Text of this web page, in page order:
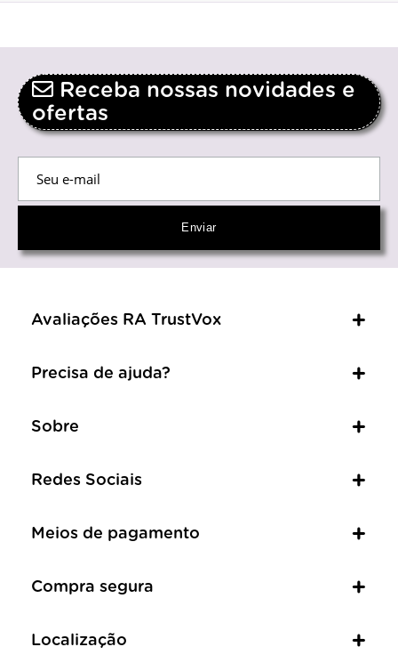
Receba nossas novidades e
ofertas
Avaliações RA TrustVox
Precisa de ajuda?
Sobre
Redes Sociais
Meios de pagamento
Compra segura
Localização